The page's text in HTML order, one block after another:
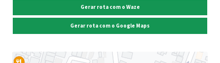
Gerar rota com o Waze
Gerar rota com o Google Maps